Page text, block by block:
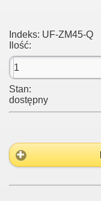
Indeks: UF-ZM45-Q
Ilość:
Stan:
dostępny